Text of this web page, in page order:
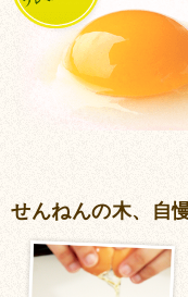
せんねんの木、自